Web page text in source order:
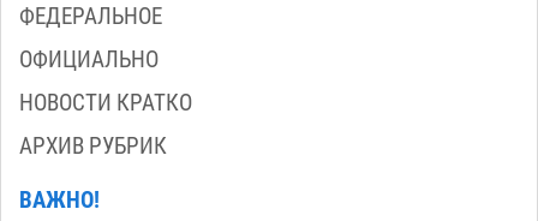
ФЕДЕРАЛЬНОЕ
ОФИЦИАЛЬНО
НОВОСТИ КРАТКО
АРХИВ РУБРИК
ВАЖНО!